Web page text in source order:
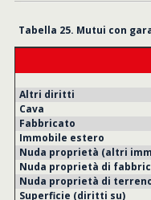
Tabella 25. Mutui con
Altri diritti
Cava
Fabbricato
Immobile estero
Nuda proprietà (altri
Nuda proprietà di
Nuda proprietà di
Superficie (diritti su)